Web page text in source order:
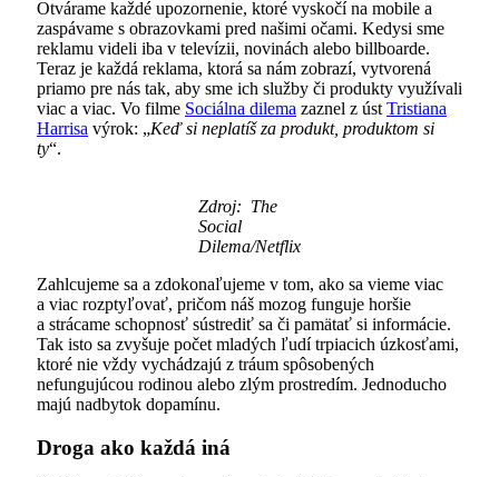
Otvárame každé upozornenie, ktoré vyskočí na mobile a
zaspávame s obrazovkami pred našimi očami. Kedysi sme
reklamu videli iba v televízii, novinách alebo billboarde.
Teraz je každá reklama, ktorá sa nám zobrazí, vytvorená
priamo pre nás tak, aby sme ich služby či produkty využívali
viac a viac. Vo filme Sociálna dilema zaznel z ústTristiana
Harrisa výrok: „Keď si neplatíš za produkt, produktom si
ty“.
Zdroj: The
Social
Dilema/Netflix
Zahlcujeme sa a zdokonaľujeme v tom, ako sa vieme viac
a viac rozptyľovať, pričom náš mozog funguje horšie
a strácame schopnosť sústrediť sa či pamätať si informácie.
Tak isto sa zvyšuje počet mladých ľudí trpiacich úzkosťami,
ktoré nie vždy vychádzajú z tráum spôsobených
nefungujúcou rodinou alebo zlým prostredím. Jednoducho
majú nadbytok dopamínu.
Droga ako každá iná